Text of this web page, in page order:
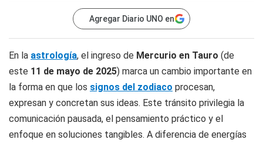
Agregar Diario UNO en
En la astrología, el ingreso de Mercurio en Tauro (de
este 11 de mayo de 2025) marca un cambio importante en
la forma en que los signos del zodiaco procesan,
expresan y concretan sus ideas. Este tránsito privilegia la
comunicación pausada, el pensamiento práctico y el
enfoque en soluciones tangibles. A diferencia de energías